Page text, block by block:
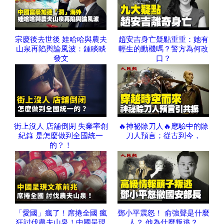
宗慶後去世後 娃哈哈與農夫
山泉再陷輿論風波：鍾睒睒
發文
趙安吉身亡疑點重重：她有
輕生的動機嗎？警方為何改
口？
街上沒人 店舖倒閉 失業率創
紀錄 是怎麼做到全國統一
的？！
🔥神祕賒刀人🔥應驗中的賒
刀人預言；從古到今，
「愛國」瘋了！席捲全國 瘋
狂討伐農夫山泉！中國呈現
鄧小平震怒！ 俞強聲是什麼
人？ 他為什麼叛逃？